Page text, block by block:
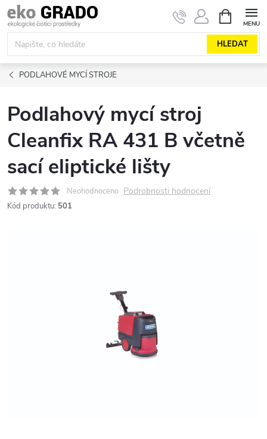
Přejít
na
obsah
HLEDAT
NÁKUPNÍ
KOŠÍK
PODLAHOVÉ MYCÍ STROJE
Podlahový mycí stroj
Cleanfix RA 431 B včetně
sací eliptické lišty
Neohodnoceno Podrobnosti hodnocení
Kód produktu: 501